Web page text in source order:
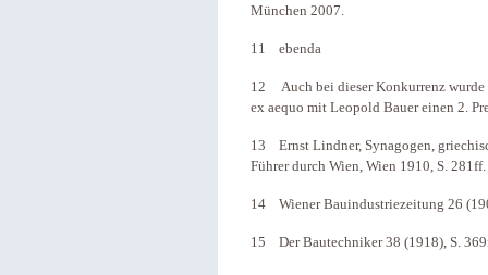
München 2007.
11 ebenda
12 Auch bei dieser Konkurrenz wurde
ex aequo mit Leopold Bauer einen 2.
13 Ernst Lindner, Synagogen,
Führer durch Wien, Wien 1910, S. 281ff.
14 Wiener Bauindustriezeitung 26
15 Der Bautechniker 38 (1918), S.